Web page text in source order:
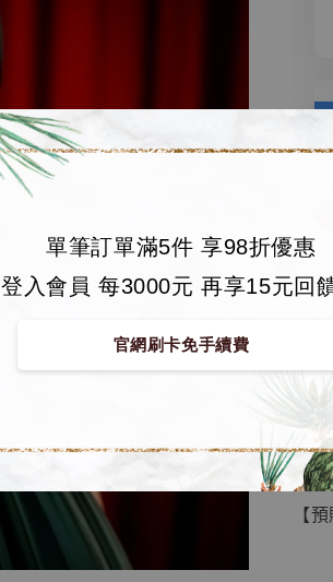
單筆訂單滿5件 享98折優惠
登入會員 每3000元 再享15元回
官網刷卡免手續費
🏝
【